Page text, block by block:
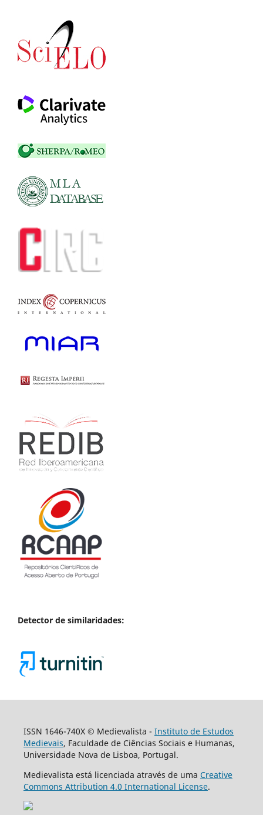
Detector de similaridades:
ISSN 1646-740X © Medievalista - Instituto de Estudos
Medievais, Faculdade de Ciências Sociais e Humanas,
Universidade Nova de Lisboa, Portugal.
Medievalista está licenciada através de uma Creative
Commons Attribution 4.0 International License.